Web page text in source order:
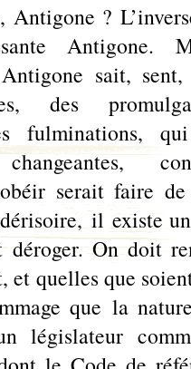
Antigone ?
Antigone.
sait,
des
fulminations,
serait faire
il existe
On doit
et quelles que
que la
législateur